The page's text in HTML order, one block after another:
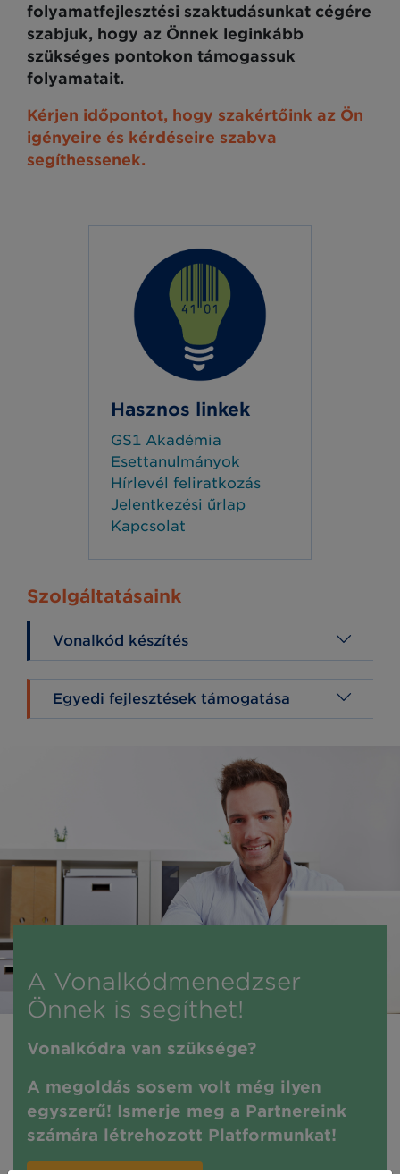
folyamatfejlesztési szaktudásunkat cégére
szabjuk, hogy az Önnek leginkább
szükséges pontokon támogassuk
folyamatait.
Kérjen időpontot, hogy szakértőink az Ön
igényeire és kérdéseire szabva
segíthessenek.
Hasznos linkek
GS1 Akadémia
Esettanulmányok
Hírlevél feliratkozás
Jelentkezési űrlap
Kapcsolat
Szolgáltatásaink
Vonalkód készítés
Egyedi fejlesztések támogatása
A Vonalkódmenedzser
Önnek is segíthet!
Vonalkódra van szüksége?
A megoldás sosem volt még ilyen
egyszerű! Ismerje meg a Partnereink
számára létrehozott Platformunkat!